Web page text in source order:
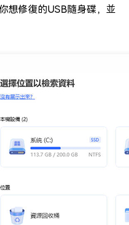
想修復的USB隨身碟，並